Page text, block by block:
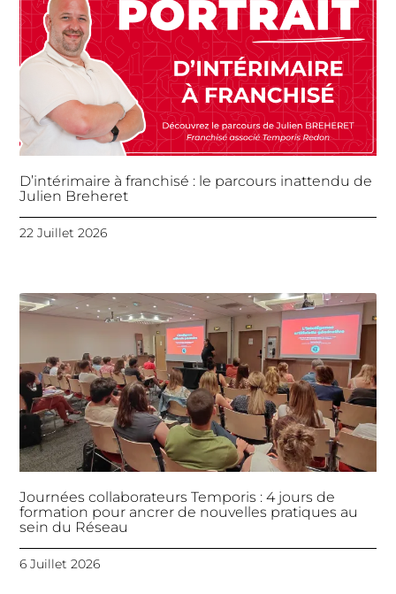
D’intérimaire à franchisé : le parcours inattendu de
Julien Breheret
22 Juillet 2026
Journées collaborateurs Temporis : 4 jours de
formation pour ancrer de nouvelles pratiques au
sein du Réseau
6 Juillet 2026